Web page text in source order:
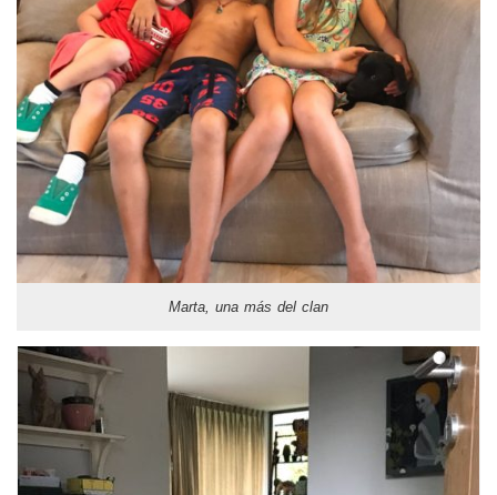
Marta, una más del clan